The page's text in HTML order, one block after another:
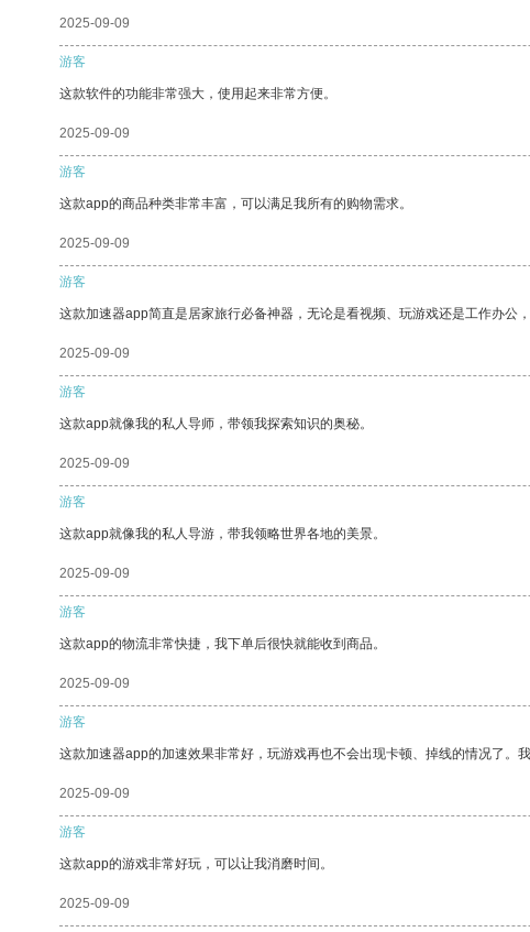
2025-09-09
游客
这款软件的功能非常强大，使用起来非常方便。
2025-09-09
游客
这款app的商品种类非常丰富，可以满足我所有的购物需求。
2025-09-09
游客
这款加速器app简直是居家旅行必备神器，无论是看视频、玩游戏还是工作办公
2025-09-09
游客
这款app就像我的私人导师，带领我探索知识的奥秘。
2025-09-09
游客
这款app就像我的私人导游，带我领略世界各地的美景。
2025-09-09
游客
这款app的物流非常快捷，我下单后很快就能收到商品。
2025-09-09
游客
这款加速器app的加速效果非常好，玩游戏再也不会出现卡顿、掉线的情况了。
2025-09-09
游客
这款app的游戏非常好玩，可以让我消磨时间。
2025-09-09